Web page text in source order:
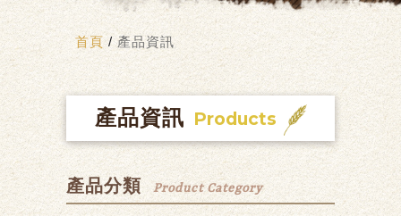
首頁 / 產品資訊
產品資訊 Products
產品分類 Product Category